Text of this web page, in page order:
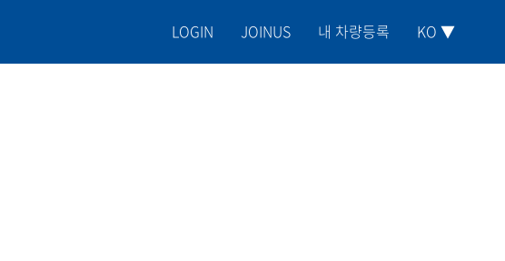
LOGIN JOINUS 내 차량등록 KO ▼